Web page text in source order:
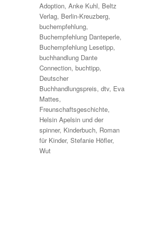
Schlagwörter
Adoption,Anke Kuhl, Beltz
Verlag, Berlin-Kreuzberg,
buchempfehlung,
Buchempfehlung Danteperle,
Buchempfehlung Lesetipp,
buchhandlung Dante
Connection,buchtipp,
Deutscher
Buchhandlungspreis,dtv, Eva
Mattes,
Freunschaftsgeschichte,
Helsin Apelsin und der
spinner, Kinderbuch, Roman
für Kinder,Stefanie Höfler,
Wut